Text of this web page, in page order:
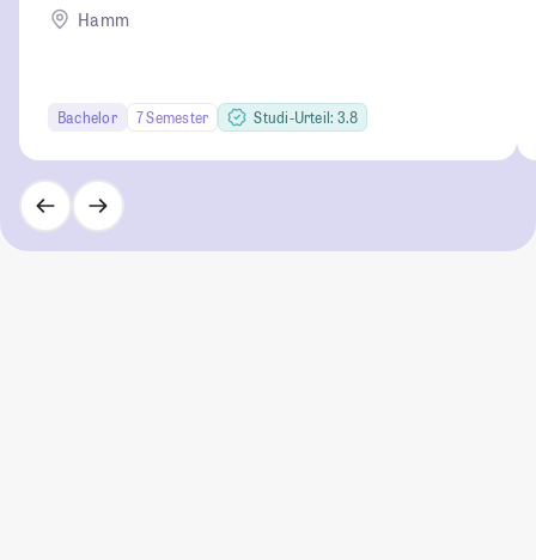
Hamm
Bachelor 7 Semester Studi-Urteil: 3.8